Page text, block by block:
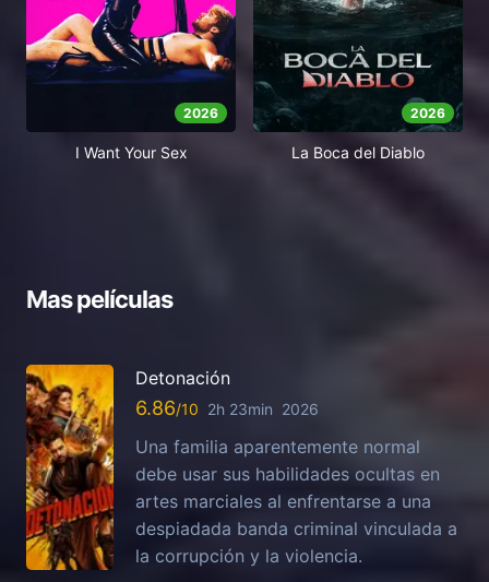
2026
I Want Your Sex
2026
La Boca del Diablo
Mas películas
Detonación
6.86 2h 23min 2026
Una familia aparentemente normal
debe usar sus habilidades ocultas en
artes marciales al enfrentarse a una
despiadada banda criminal vinculada a
la corrupción y la violencia.